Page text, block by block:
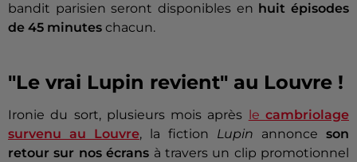
bandit parisien seront disponibles en huit épisodes
de 45 minutes chacun.
"Le vrai Lupin revient" au Louvre !
Ironie du sort, plusieurs mois après lecambriolage
survenu au Louvre, la fiction Lupin annonce son
retour sur nos écrans à travers un clip promotionnel